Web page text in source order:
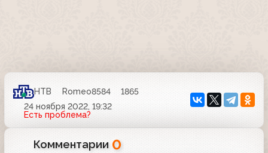
НТВ Romeo8584
1865
24 ноября 2022, 19:32
Есть проблема?
Комментарии 0